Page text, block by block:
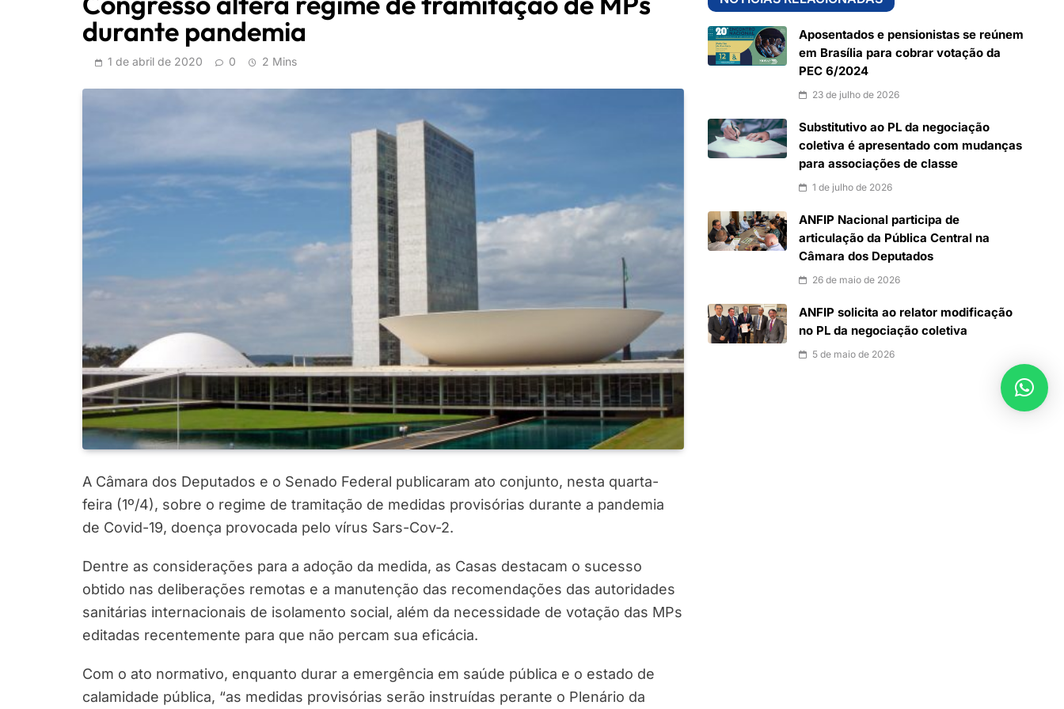
durante pandemia
1 de abril de 2020 0 2 Mins
A Câmara dos Deputados e o Senado Federal publicaram ato conjunto, nesta quarta-
feira (1º/4), sobre o regime de tramitação de medidas provisórias durante a pandemia
de Covid-19, doença provocada pelo vírus Sars-Cov-2.
Dentre as considerações para a adoção da medida, as Casas destacam o sucesso
obtido nas deliberações remotas e a manutenção das recomendações das autoridades
sanitárias internacionais de isolamento social, além da necessidade de votação das MPs
editadas recentemente para que não percam sua eficácia.
Com o ato normativo, enquanto durar a emergência em saúde pública e o estado de
calamidade pública, “as medidas provisórias serão instruídas perante o Plenário da
Aposentados e pensionistas se reúnem
em Brasília para cobrar votação da
PEC 6/2024
23 de julho de 2026
Substitutivo ao PL da negociação
coletiva é apresentado com mudanças
para associações de classe
1 de julho de 2026
ANFIP Nacional participa de
articulação da Pública Central na
Câmara dos Deputados
26 de maio de 2026
ANFIP solicita ao relator modificação
no PL da negociação coletiva
5 de maio de 2026